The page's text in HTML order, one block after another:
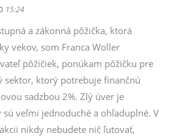
15:24
a zákonná pôžička, ktorá
vekov, som Franca Woller
pôžičiek, ponúkam pôžičku pre
sektor, ktorý potrebuje finančnú
sadzbou 2%. Zlý úver je
veľmi jednoduché a ohľaduplné. V
nikdy nebudete nič ľutovať,